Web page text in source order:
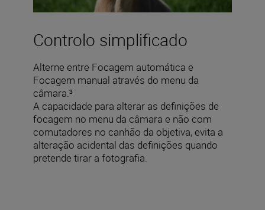
Controlo simplificado
Alterne entre Focagem automática e
Focagem manual através do menu da
câmara.³
A capacidade para alterar as definições de
focagem no menu da câmara e não com
comutadores no canhão da objetiva, evita a
alteração acidental das definições quando
pretende tirar a fotografia.